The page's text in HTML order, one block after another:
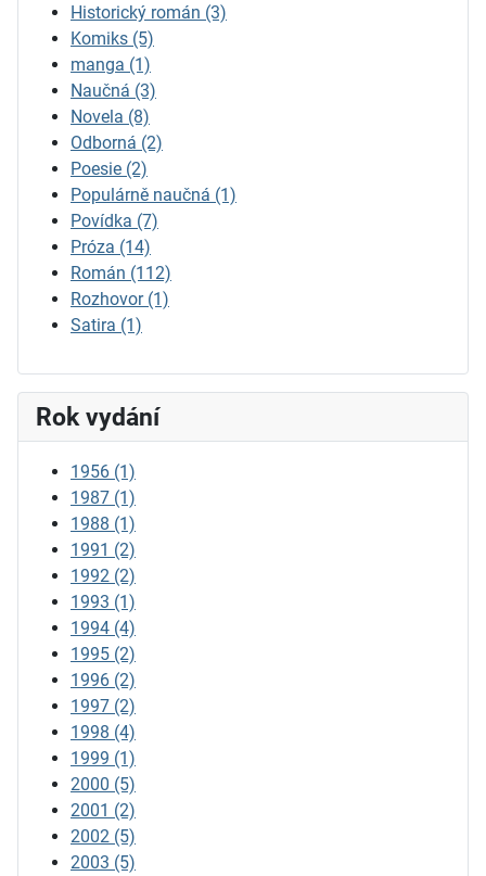
Historický román (3)
Komiks (5)
manga (1)
Naučná (3)
Novela (8)
Odborná (2)
Poesie (2)
Populárně naučná (1)
Povídka (7)
Próza (14)
Román (112)
Rozhovor (1)
Satira (1)
Rok vydání
1956 (1)
1987 (1)
1988 (1)
1991 (2)
1992 (2)
1993 (1)
1994 (4)
1995 (2)
1996 (2)
1997 (2)
1998 (4)
1999 (1)
2000 (5)
2001 (2)
2002 (5)
2003 (5)